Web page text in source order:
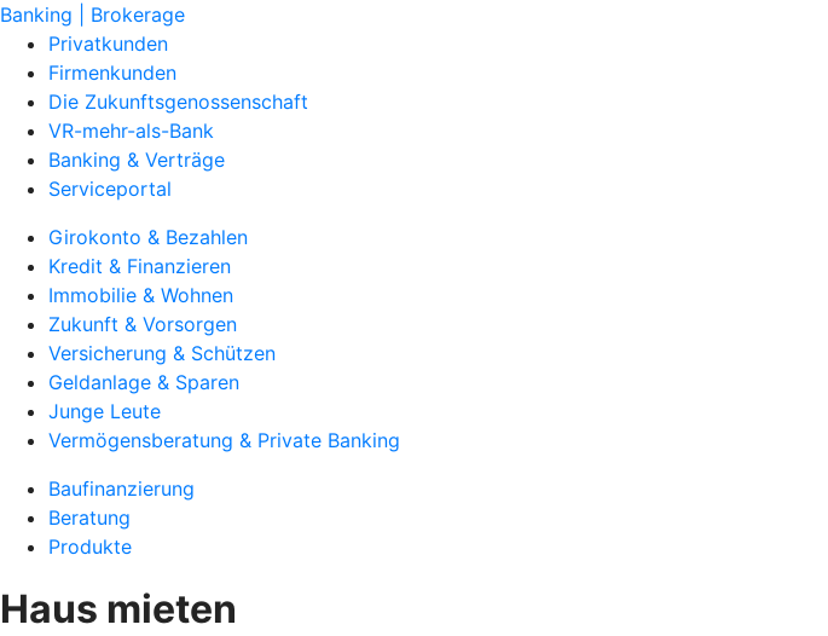
Banking | Brokerage
Privatkunden
Firmenkunden
Die Zukunftsgenossenschaft
VR-mehr-als-Bank
Banking & Verträge
Serviceportal
Girokonto & Bezahlen
Kredit & Finanzieren
Immobilie & Wohnen
Zukunft & Vorsorgen
Versicherung & Schützen
Geldanlage & Sparen
Junge Leute
Vermögensberatung & Private Banking
Baufinanzierung
Beratung
Produkte
Haus mieten